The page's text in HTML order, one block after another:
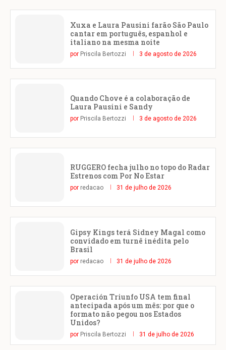
Xuxa e Laura Pausini farão São Paulo
cantar em português, espanhol e
italiano na mesma noite
por Priscila Bertozzi 3 de agosto de 2026
Quando Chove é a colaboração de
Laura Pausini e Sandy
por Priscila Bertozzi 3 de agosto de 2026
RUGGERO fecha julho no topo do Radar
Estrenos com Por No Estar
por redacao 31 de julho de 2026
Gipsy Kings terá Sidney Magal como
convidado em turnê inédita pelo
Brasil
por redacao 31 de julho de 2026
Operación Triunfo USA tem final
antecipada após um mês: por que o
formato não pegou nos Estados
Unidos?
por Priscila Bertozzi 31 de julho de 2026